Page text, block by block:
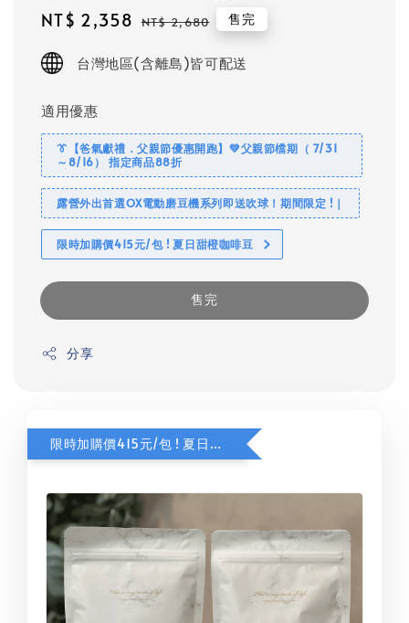
Sale
NT$ 2,358 Regular
NT$ 2,680 售完
台灣地區(含離島)皆可配送
適用優惠
👔【爸氣獻禮．父親節優惠開跑】💚父親節檔期（ 7/31
～8/16） 指定商品88折
露營外出首選OX電動磨豆機系列即送吹球！期間限定 !｜
限時加購價415元/包 ! 夏日甜橙咖啡豆
售完
分享
限時加購價415元/包 ! 夏日甜橙咖啡豆